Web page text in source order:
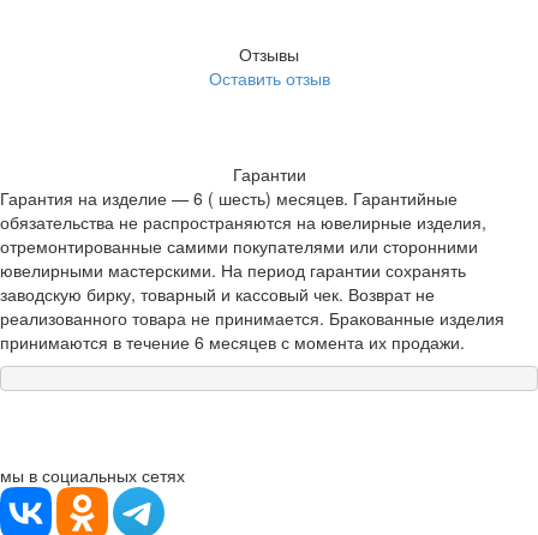
Отзывы
Оставить отзыв
Гарантии
Гарантия на изделие — 6 ( шесть) месяцев. Гарантийные
обязательства не распространяются на ювелирные изделия,
отремонтированные самими покупателями или сторонними
ювелирными мастерскими. На период гарантии сохранять
заводскую бирку, товарный и кассовый чек. Возврат не
реализованного товара не принимается. Бракованные изделия
принимаются в течение 6 месяцев с момента их продажи.
мы в социальных сетях